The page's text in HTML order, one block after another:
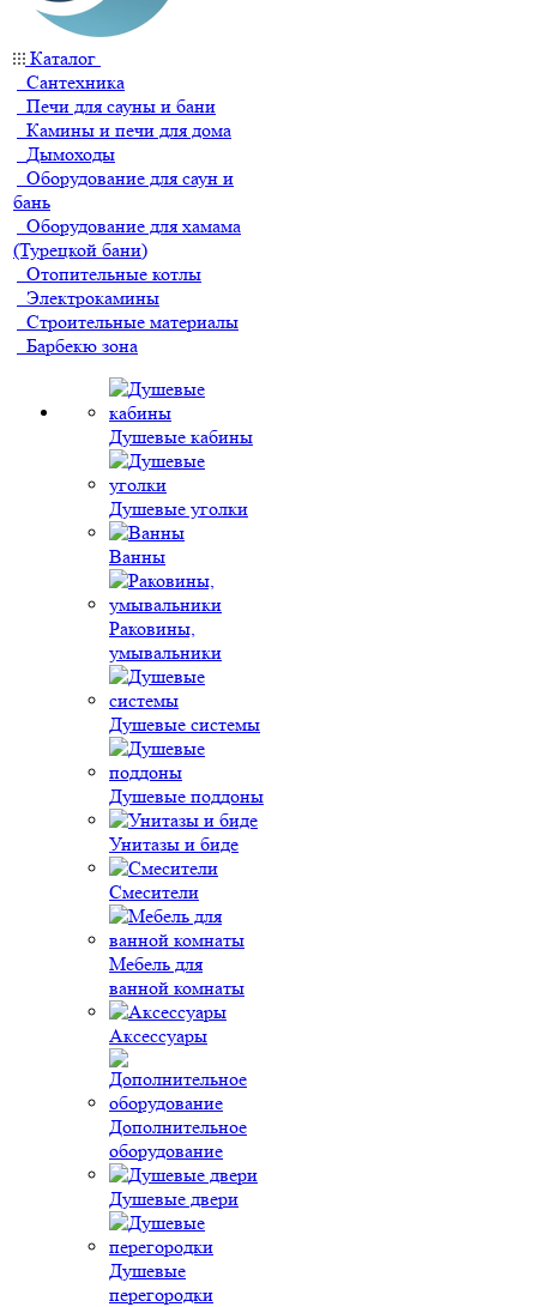
Каталог
Сантехника
Печи для сауны и бани
Камины и печи для дома
Дымоходы
Оборудование для саун и
бань
Оборудование для хамама
(Турецкой бани)
Отопительные котлы
Электрокамины
Строительные материалы
Барбекю зона
Душевые кабины
Душевые уголки
Ванны
Раковины,
умывальники
Душевые системы
Душевые поддоны
Унитазы и биде
Смесители
Мебель для
ванной комнаты
Аксессуары
Дополнительное
оборудование
Душевые двери
Душевые
перегородки